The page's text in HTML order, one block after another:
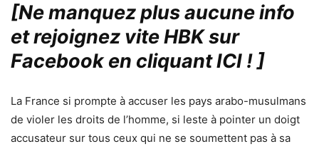
[Ne manquez plus aucune info
et rejoignez vite HBK sur
Facebook en cliquant ICI !]
La France si prompte à accuser les pays arabo-musulmans
de violer les droits de l’homme, si leste à pointer un doigt
accusateur sur tous ceux qui ne se soumettent pas à sa